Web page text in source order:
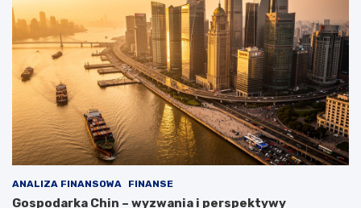
ANALIZA FINANSOWA FINANSE
Gospodarka Chin – wyzwania i perspektywy